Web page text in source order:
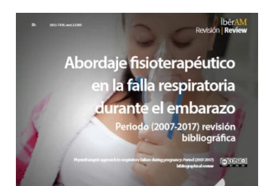
Barra lateral del artículo